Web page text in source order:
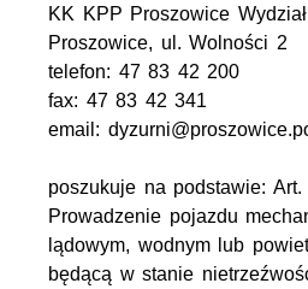
KK KPP Proszowice
Proszowice, ul. Wolności 2
telefon: 47 83 42 200
fax: 47 83 42 341
email:
poszukuje na podstawie:
Prowadzenie pojazdu
lądowym, wodnym lub
będącą w stanie